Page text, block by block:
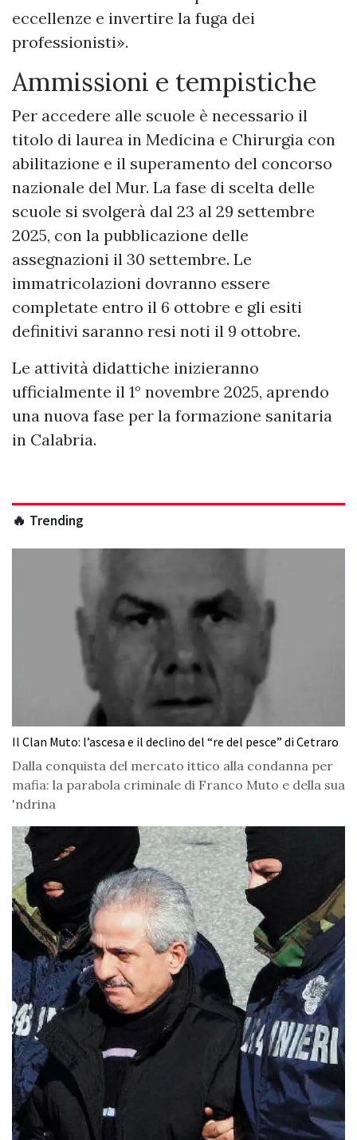
eccellenze e invertire la fuga dei
professionisti».
Ammissioni e tempistiche
Per accedere alle scuole è necessario il
titolo di laurea in Medicina e Chirurgia con
abilitazione e il superamento del concorso
nazionale del Mur. La fase di scelta delle
scuole si svolgerà dal 23 al 29 settembre
2025, con la pubblicazione delle
assegnazioni il 30 settembre. Le
immatricolazioni dovranno essere
completate entro il 6 ottobre e gli esiti
definitivi saranno resi noti il 9 ottobre.
Le attività didattiche inizieranno
ufficialmente il 1° novembre 2025, aprendo
una nuova fase per la formazione sanitaria
in Calabria.
🔥 Trending
Il Clan Muto: l’ascesa e il declino del “re del pesce” di Cetraro
Dalla conquista del mercato ittico alla condanna per
mafia: la parabola criminale di Franco Muto e della sua
'ndrina